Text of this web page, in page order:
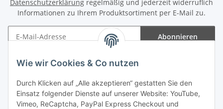
Wie wir Cookies & Co nutzen
Durch Klicken auf „Alle akzeptieren“ gestatten Sie den
Einsatz folgender Dienste auf unserer Website: YouTube,
Vimeo, ReCaptcha, PayPal Express Checkout und
Datenschutzerklärung regelmäßig und jederzeit widerruflich
Informationen zu Ihrem Produktsortiment per E-Mail zu.
Abonnieren
Gesetzliche Informationen